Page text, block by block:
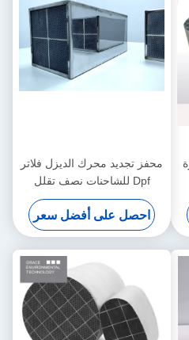
محفز تجديد محرك الديزل فلاتر
Dpf للشاحنات نصف تقلل
الدخان الأسود
احصل على أفضل سعر